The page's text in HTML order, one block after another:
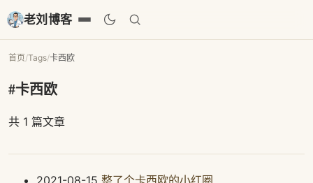
老刘博客
首页/Tags/卡西欧
#卡西欧
共 1 篇文章
2021-08-15 整了个卡西欧的小红圈